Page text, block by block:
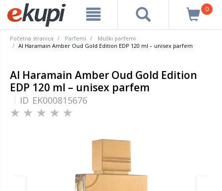
0
Početna stranica Parfemi
Muški parfemi
Al Haramain Amber Oud Gold Edition EDP 120 ml – unisex parfem
Al Haramain Amber Oud Gold Edition
EDP 120 ml – unisex parfem
ID EK000815676